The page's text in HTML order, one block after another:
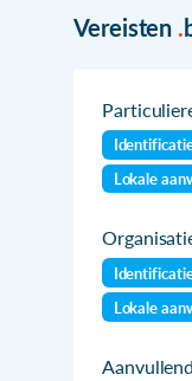
Vereisten .
Lokale
Lokale